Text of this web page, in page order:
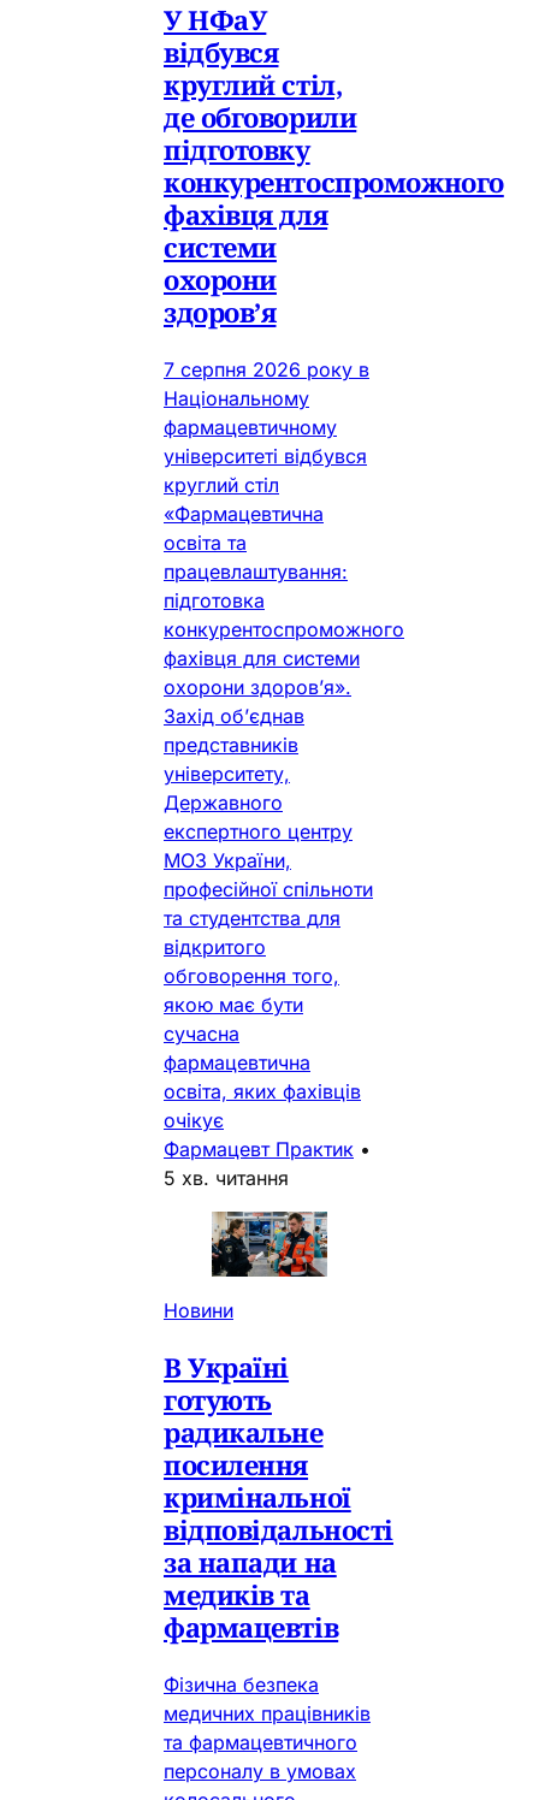
У НФаУ
відбувся
круглий стіл,
де обговорили
підготовку
конкурентоспроможного
фахівця для
системи
охорони
здоров’я
7 серпня 2026 року в
Національному
фармацевтичному
університеті відбувся
круглий стіл
«Фармацевтична
освіта та
працевлаштування:
підготовка
конкурентоспроможного
фахівця для системи
охорони здоров’я».
Захід об’єднав
представників
університету,
Державного
експертного центру
МОЗ України,
професійної спільноти
та студентства для
відкритого
обговорення того,
якою має бути
сучасна
фармацевтична
освіта, яких фахівців
очікує
Фармацевт Практик •
5 хв. читання
Новини
В Україні
готують
радикальне
посилення
кримінальної
відповідальності
за напади на
медиків та
фармацевтів
Фізична безпека
медичних працівників
та фармацевтичного
персоналу в умовах